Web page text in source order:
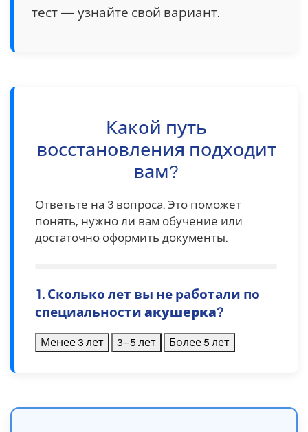
тест — узнайте свой вариант.
Какой путь
восстановления подходит
вам?
Ответьте на 3 вопроса. Это поможет
понять, нужно ли вам обучение или
достаточно оформить документы.
1. Сколько лет вы не работали по
специальности акушерка?
Менее 3 лет 3–5 лет Более 5 лет